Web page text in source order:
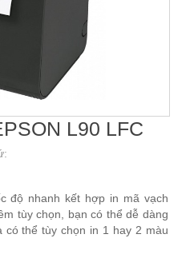
L90 LFC
độ nhanh kết hợp in mã vạch
tùy chọn, bạn có thể dễ dàng
có thể tùy chọn in 1 hay 2 màu